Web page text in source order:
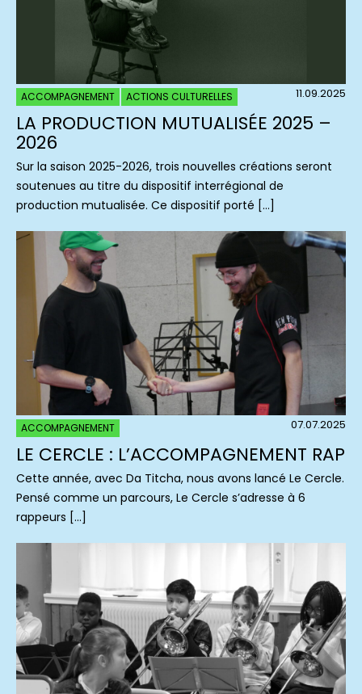
ACCOMPAGNEMENT ACTIONS CULTURELLES 11.09.2025
LA PRODUCTION MUTUALISÉE 2025 –
2026
Sur la saison 2025-2026, trois nouvelles créations seront
soutenues au titre du dispositif interrégional de
production mutualisée. Ce dispositif porté […]
ACCOMPAGNEMENT 07.07.2025
LE CERCLE : L’ACCOMPAGNEMENT RAP
Cette année, avec Da Titcha, nous avons lancé Le Cercle.
Pensé comme un parcours, Le Cercle s’adresse à 6
rappeurs […]